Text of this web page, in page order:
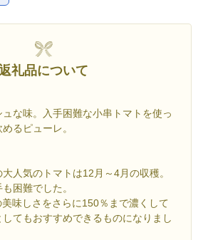
礼品について
な味。入手困難な小串トマトを使っ
るピューレ。
人気のトマトは12月～4月の収穫。
困難でした。
美味しさをさらに150％まで濃くして
てもおすすめできるものになりまし